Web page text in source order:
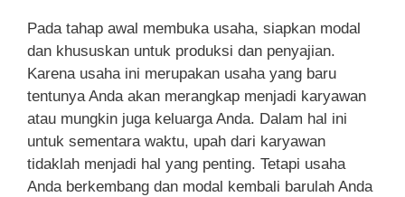
Pada tahap awal membuka usaha, siapkan modal
dan khususkan untuk produksi dan penyajian.
Karena usaha ini merupakan usaha yang baru
tentunya Anda akan merangkap menjadi karyawan
atau mungkin juga keluarga Anda. Dalam hal ini
untuk sementara waktu, upah dari karyawan
tidaklah menjadi hal yang penting. Tetapi usaha
Anda berkembang dan modal kembali barulah Anda